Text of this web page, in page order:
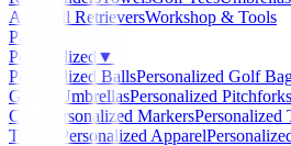
Aids
Ball RetrieversWorkshop & Tools
Packs
Personalized ▼
Personalized BallsPersonalized Golf
Gloves
UmbrellasPersonalized Pitchforks
Clips
Personalized MarkersPersonalized
Towels
Personalized Apparel